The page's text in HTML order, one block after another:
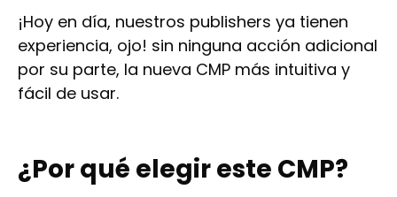
¡Hoy en día, nuestros publishers ya tienen
experiencia, ojo! sin ninguna acción adicional
por su parte, la nueva CMP más intuitiva y
fácil de usar.
¿Por qué elegir este CMP?